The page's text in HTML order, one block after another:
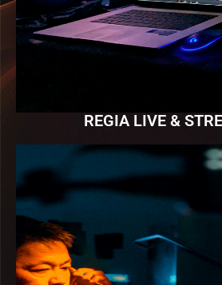
REGIA LIVE &